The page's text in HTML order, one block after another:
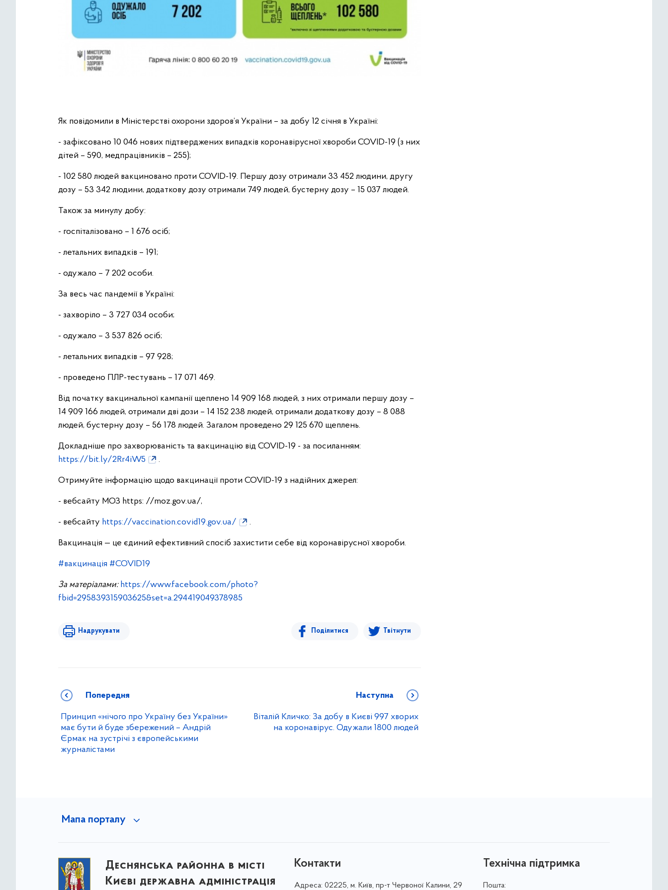
Як повідомили в Міністерстві охорони здоров’я України – за добу 12 січня в Україні:
- зафіксовано 10 046 нових підтверджених випадків коронавірусної хвороби COVID-19 (з них
дітей – 590, медпрацівників – 255);
- 102 580 людей вакциновано проти COVID-19. Першу дозу отримали 33 452 людини, другу
дозу – 53 342 людини, додаткову дозу отримали 749 людей, бустерну дозу – 15 037 людей.
Також за минулу добу:
- госпіталізовано – 1 676 осіб;
- летальних випадків – 191;
- одужало – 7 202 особи.
За весь час пандемії в Україні:
- захворіло – 3 727 034 особи;
- одужало – 3 537 826 осіб;
- летальних випадків – 97 928;
- проведено ПЛР-тестувань – 17 071 469.
Від початку вакцинальної кампанії щеплено 14 909 168 людей, з них отримали першу дозу –
14 909 166 людей, отримали дві дози – 14 152 238 людей, отримали додаткову дозу – 8 088
людей, бустерну дозу – 56 178 людей. Загалом проведено 29 125 670 щеплень.
Докладніше про захворюваність та вакцинацію від COVID-19 - за посиланням:
https://bit.ly/2Rr4iW5
.
Отримуйте інформацію щодо вакцинації проти COVID-19 з надійних джерел:
- вебсайту МОЗ https: //moz.gov.ua/,
- вебсайту https://vaccination.covid19.gov.ua/ .
Вакцинація — це єдиний ефективний спосіб захистити себе від коронавірусної хвороби.
#вакцинація #COVID19
За матеріалами: https://www.facebook.com/photo?
fbid=295839315903625&set=a.294419049378985
Надрукувати Поділитися Твітнути
Попередня
Принцип «нічого про Україну без України»
має бути й буде збережений – Андрій
Єрмак на зустрічі з європейськими
журналістами
Наступна
Віталій Кличко: За добу в Києві 997 хворих
на коронавірус. Одужали 1800 людей
Мапа порталу
Деснянська районна в місті
Києві державна адміністрація
Контакти
Адреса: 02225, м. Київ, пр-т Червоної Калини, 29
Технічна підтримка
Пошта: